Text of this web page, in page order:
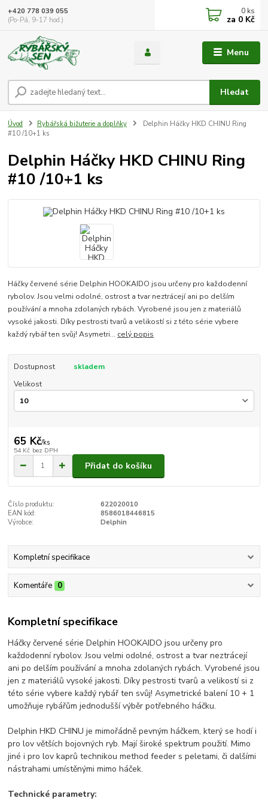
Menu
Hledat
+420 778 039 055
(Po-Pá, 9-17 hod.)
0 ks
za 0 Kč
Úvod Rybářská bižuterie a doplňky
Delphin Háčky HKD CHINU Ring
#10 /10+1 ks
Delphin Háčky HKD CHINU Ring
#10 /10+1 ks
Háčky červené série Delphin HOOKAIDO jsou určeny pro každodenní
rybolov. Jsou velmi odolné, ostrost a tvar neztrácejí ani po delším
používání a mnoha zdolaných rybách. Vyrobené jsou jen z materiálů
vysoké jakosti. Díky pestrosti tvarů a velikostí si z této série vybere
každý rybář ten svůj! Asymetri... celý popis
Dostupnost
skladem
Velikost
65 Kč/ks
54 Kč bez DPH
Přidat do košíku
Číslo produktu:
622020010
EAN kód:
8586018446815
Výrobce:
Delphin
Kompletní specifikace
Komentáře 0
Kompletní specifikace
Háčky červené série Delphin HOOKAIDO jsou určeny pro
každodenní rybolov. Jsou velmi odolné, ostrost a tvar neztrácejí
ani po delším používání a mnoha zdolaných rybách. Vyrobené jsou
jen z materiálů vysoké jakosti. Díky pestrosti tvarů a velikostí si z
této série vybere každý rybář ten svůj! Asymetrické balení 10 + 1
umožňuje rybářům jednodušší výběr potřebného háčku.
Delphin HKD CHINU je mimořádně pevným háčkem, který se hodí i
pro lov větších bojovných ryb. Mají široké spektrum použití. Mimo
jiné i pro lov kaprů technikou method feeder s peletami, či dalšími
nástrahami umístěnými mimo háček.
Technické parametry: